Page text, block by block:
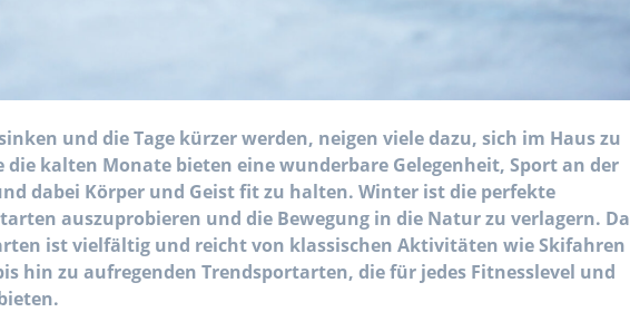
und die Tage kürzer werden, neigen viele dazu, sich im Haus zu
die kalten Monate bieten eine wunderbare Gelegenheit, Sport an der
dabei Körper und Geist fit zu halten. Winter ist die perfekte
auszuprobieren und die Bewegung in die Natur zu verlagern.
ist vielfältig und reicht von klassischen Aktivitäten wie Skifahren
hin zu aufregenden Trendsportarten, die für jedes Fitnesslevel und